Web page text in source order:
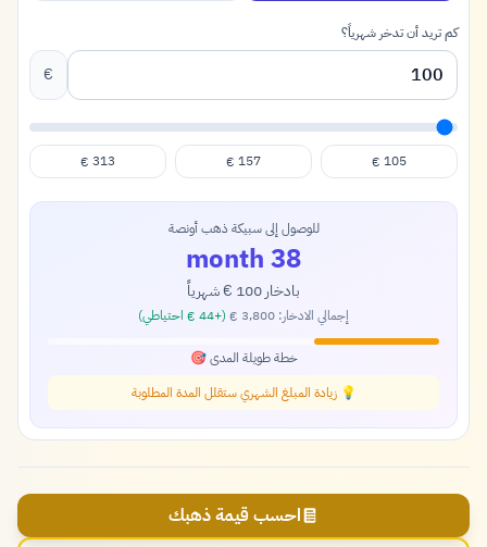
كم تريد أن تدخر شهرياً؟
€
105
€
157
€
313
€
للوصول إلى سبيكة ذهب أونصة
38 month
بادخار 100
€شهرياً
إجمالي الادخار: 3,800
€
(+
44
€ احتياطي)
خطة طويلة المدى 🎯
💡 زيادة المبلغ الشهري ستقلل المدة المطلوبة
احسب قيمة ذهبك